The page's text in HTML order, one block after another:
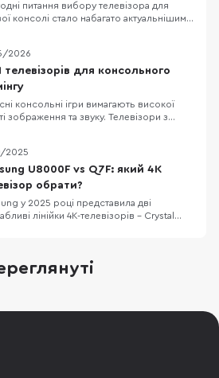
питання вибору телевізора для
консолі стало набагато актуальнішим,
та ALLM, а виробники телевізорів
просувають це як аргумент для
На цьому тлі легко вирішити, що без
2026
для консольного
консольні ігри вимагають високої
зображення та звуку. Телевізори з
кольори насиченішими і
Висока частота оновлення
забезпечує плавну картинку без
в динамічних сце
2025
U8000F vs Q7F: який 4K
обрати?
у 2025 році представила дві
лінійки 4K-телевізорів – Crystal
Обидві серії поєднують сучасні
з красивим тонким дизайном. Та